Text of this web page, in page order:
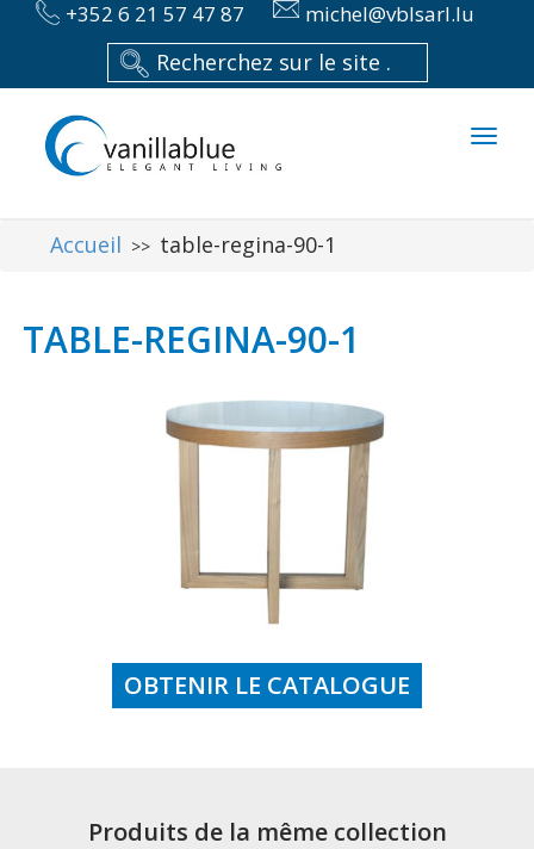
+352 6 21 57 47 87 michel@vblsarl.lu
Accueil >> table-regina-90-1
TABLE-REGINA-90-1
OBTENIR LE CATALOGUE
Produits de la même collection